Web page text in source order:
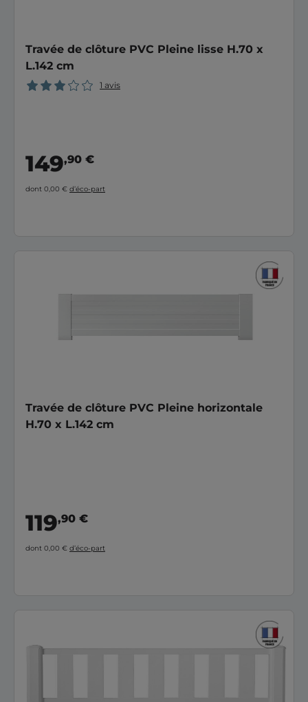
Travée de clôture PVC Pleine lisse H.70 x
L.142 cm
1 avis
149,90 €
dont 0,00 € d’éco-part
Travée de clôture PVC Pleine horizontale
H.70 x L.142 cm
119,90 €
dont 0,00 € d’éco-part